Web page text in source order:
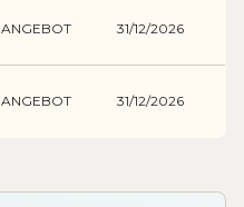
ANGEBOT 31/12/2026
ANGEBOT 31/12/2026